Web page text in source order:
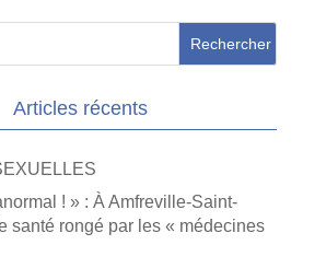
Articles récents
! » : À Amfreville-Saint-
santé rongé par les « médecines